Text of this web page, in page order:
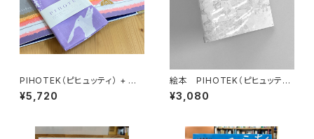
PIHOTEK（ピヒュッティ） + オリ
ジナルふろしき（薄紫）セット
¥5,720
絵本 PIHOTEK（ピヒュッティ）
北極を風と歩く
¥3,080